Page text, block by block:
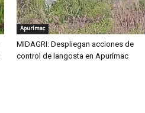
Apurímac
MIDAGRI: Despliegan acciones de
control de langosta en Apurímac